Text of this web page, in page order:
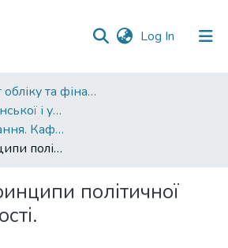
Log In (current)
Факультет обліку та фінансів
Кафедра германської і української філології
Друковані видання. Кафедра германської і української філології
Сутність і принципи політичної справедливості.
політичної